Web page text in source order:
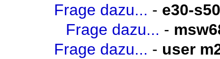
Frage dazu... - e30-s50
Frage dazu... -
Frage dazu... - user